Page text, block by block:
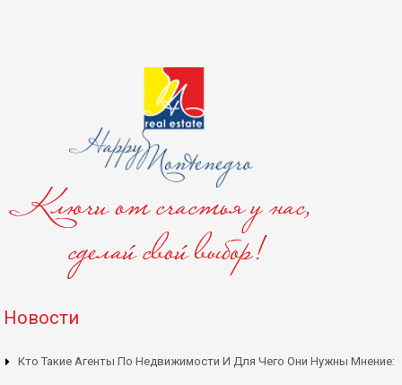
Новости
Кто Такие Агенты По Недвижимости И Для Чего Они Нужны Мнение: